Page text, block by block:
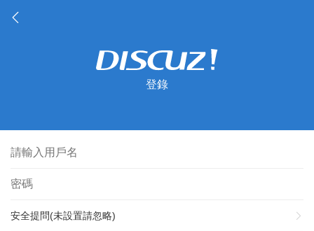
登錄
安全提問(未設置請忽略)